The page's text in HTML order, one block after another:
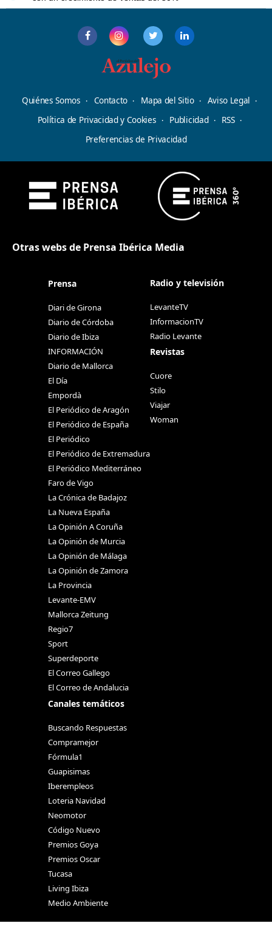
Quiénes Somos Contacto Mapa del Sitio
Aviso Legal
Política de Privacidad y Cookies
Publicidad
RSS
Preferencias de Privacidad
Otras webs de Prensa Ibérica Media
Prensa
Diari de Girona
Diario de Córdoba
Diario de Ibiza
INFORMACIÓN
Diario de Mallorca
El Día
Empordà
El Periódico de Aragón
El Periódico de España
El Periódico
El Periódico de Extremadura
El Periódico Mediterráneo
Faro de Vigo
La Crónica de Badajoz
La Nueva España
La Opinión A Coruña
La Opinión de Murcia
La Opinión de Málaga
La Opinión de Zamora
La Provincia
Levante-EMV
Mallorca Zeitung
Regio7
Sport
Superdeporte
El Correo Gallego
El Correo de Andalucia
Canales temáticos
Buscando Respuestas
Compramejor
Fórmula1
Guapisimas
Iberempleos
Loteria Navidad
Neomotor
Código Nuevo
Premios Goya
Premios Oscar
Tucasa
Living Ibiza
Medio Ambiente
Radio y televisión
LevanteTV
InformacionTV
Radio Levante
Revistas
Cuore
Stilo
Viajar
Woman